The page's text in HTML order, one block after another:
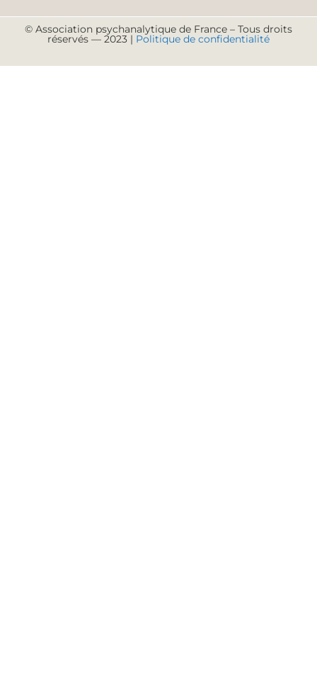
© Association psychanalytique de France – Tous droits
réservés — 2023 | Politique de confidentialité